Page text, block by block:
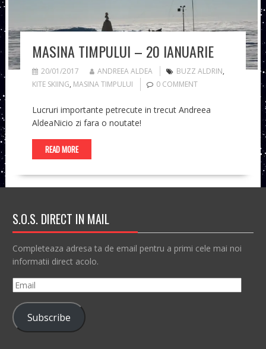
MASINA TIMPULUI – 20 IANUARIE
20/01/2017 ANDREEA ALDEA BUZZ ALDRIN,
KITE SKIING, MASINA TIMPULUI 0 COMMENT
Lucruri importante petrecute in trecut Andreea
AldeaNicio zi fara o noutate!
READ MORE
S.O.S. DIRECT IN MAIL
Completeaza adresa ta de email pentru a primi cele mai noi
informatii direct acolo.
Email
Subscribe